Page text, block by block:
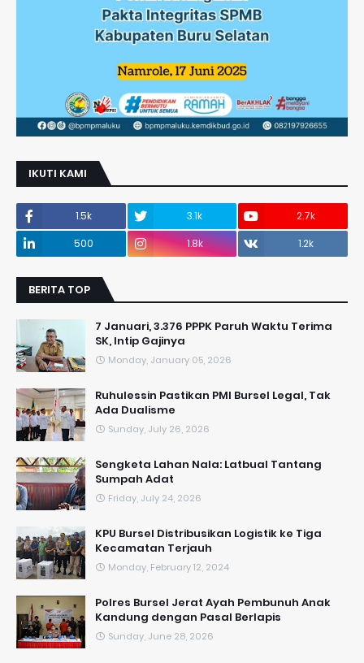
IKUTI KAMI
1.5k 3.1k
2.7k
500
1.8k 1.2k
BERITA TOP
7 Januari, 3.376 PPPK Paruh Waktu Terima
SK, Intip Gajinya
Monday, January 05, 2026
​Ruhulessin Pastikan PMI Bursel Legal, Tak
Ada Dualisme
Sunday, July 26, 2026
Sengketa Lahan Nala: Latbual Tantang
Sumpah Adat
Friday, July 24, 2026
KPU Bursel Distribusikan Logistik ke Tiga
Kecamatan Terjauh
Monday, February 12, 2024
Polres Bursel Jerat Ayah Pembunuh Anak
Kandung dengan Pasal Berlapis
Sunday, June 28, 2026